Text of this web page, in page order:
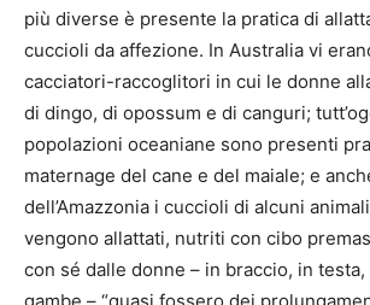
più diverse è presente la pratica di
cuccioli da affezione. In Australia vi
cacciatori-raccoglitori in cui le donne
di dingo, di opossum e di canguri;
popolazioni oceaniane sono presenti
maternage del cane e del maiale; e
dell’Amazzonia i cuccioli di alcuni
vengono allattati, nutriti con cibo
con sé dalle donne – in braccio, in